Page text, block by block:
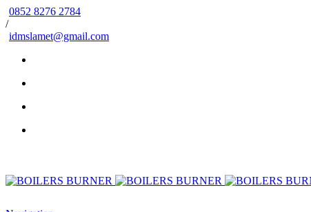
0852 8276 2784
/
idmslamet@gmail.com